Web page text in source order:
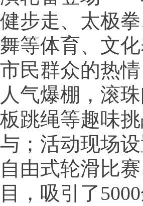
健步走、太极
舞等体育、文
市民群众的热
人气爆棚，滚
板跳绳等趣味
与；活动现场
自由式轮滑比
目，吸引了